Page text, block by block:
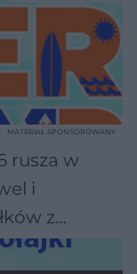
rusza w
i
z
MATERIAŁ SPONSOROWANY